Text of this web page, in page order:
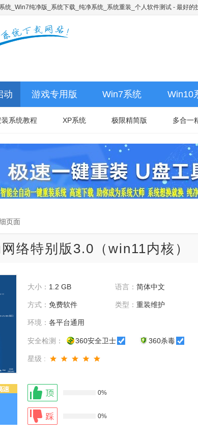
统_Win7纯净版_系统下载_纯净系统_系统重装_个人软件测试 - 最好的
动 游戏专用版 Win7系统 Win10
装系统教程 XP系统 极限精简版 多合一
页面
络特别版3.0（win11内核）
大小： 1.2 GB 语言： 简体中文
方式： 免费软件 类型： 重装维护
环境： 各平台通用
安全检测： 360安全卫士 360杀毒
星级 :
0%
0%